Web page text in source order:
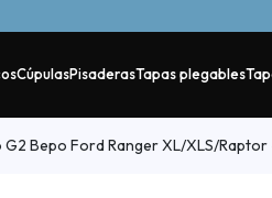
CúpulasPisaderasTapas plegables
G2 Bepo Ford Ranger XL/XLS/